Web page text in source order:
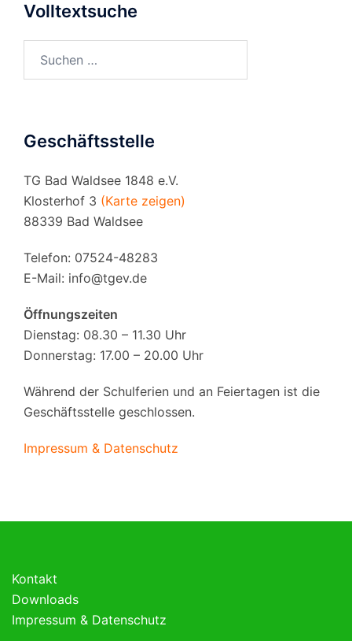
Volltextsuche
Geschäftsstelle
TG Bad Waldsee 1848 e.V.
Klosterhof 3 (Karte zeigen)
88339 Bad Waldsee
Telefon: 07524-48283
E-Mail: info@tgev.de
Öffnungszeiten
Dienstag: 08.30 – 11.30 Uhr
Donnerstag: 17.00 – 20.00 Uhr
Während der Schulferien und an Feiertagen ist die
Geschäftsstelle geschlossen.
Impressum & Datenschutz
Kontakt
Downloads
Impressum & Datenschutz